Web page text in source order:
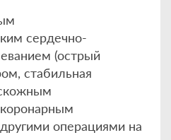
сердечно-
(острый
стабильная
операциями на